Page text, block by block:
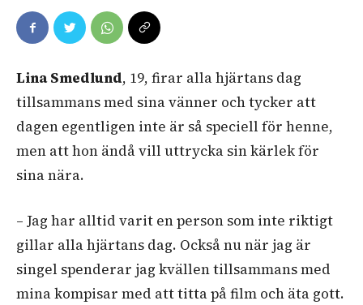
Lina Smedlund, 19, firar alla hjärtans dag
tillsammans med sina vänner och tycker att
dagen egentligen inte är så speciell för henne,
men att hon ändå vill uttrycka sin kärlek för
sina nära.
– Jag har alltid varit en person som inte riktigt
gillar alla hjärtans dag. Också nu när jag är
singel spenderar jag kvällen tillsammans med
mina kompisar med att titta på film och äta gott.